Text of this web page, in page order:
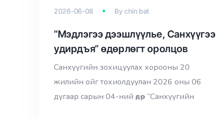
2026-06-08 Bychin bat
“Мэдлэгээ дээшлүүлье, Санхүүгээ
удирдъя” өдөрлөгт оролцов
Санхүүгийн зохицуулах хорооны 20
жилийн ойг тохиолдуулан 2026 оны 06
дугаар сарын 04-ний өдөр “Санхүүгийн